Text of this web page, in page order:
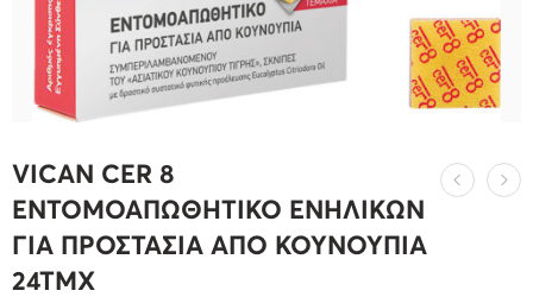
VICAN CER 8
ΕΝΤΟΜΟΑΠΩΘΗΤΙΚΟ ΕΝΗΛΙΚΩΝ
ΓΙΑ ΠΡΟΣΤΑΣΙΑ ΑΠΟ ΚΟΥΝΟΥΠΙΑ
24ΤΜΧ